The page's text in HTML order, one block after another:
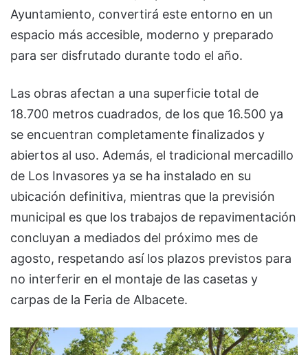
Ayuntamiento, convertirá este entorno en un
espacio más accesible, moderno y preparado
para ser disfrutado durante todo el año.
Las obras afectan a una superficie total de
18.700 metros cuadrados, de los que 16.500 ya
se encuentran completamente finalizados y
abiertos al uso. Además, el tradicional mercadillo
de Los Invasores ya se ha instalado en su
ubicación definitiva, mientras que la previsión
municipal es que los trabajos de repavimentación
concluyan a mediados del próximo mes de
agosto, respetando así los plazos previstos para
no interferir en el montaje de las casetas y
carpas de la Feria de Albacete.